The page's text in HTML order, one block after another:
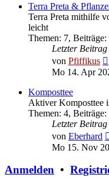
Terra Preta &
Terra Preta mithilfe
leicht
Themen: 7, Beiträge:
Letzter Beitrag
von Pfiffikus
Mo 14. Apr
Komposttee
Aktiver Komposttee
Themen: 4, Beiträge:
Letzter Beitrag
von Eberhard
Mo 15. Nov
Anmelden •